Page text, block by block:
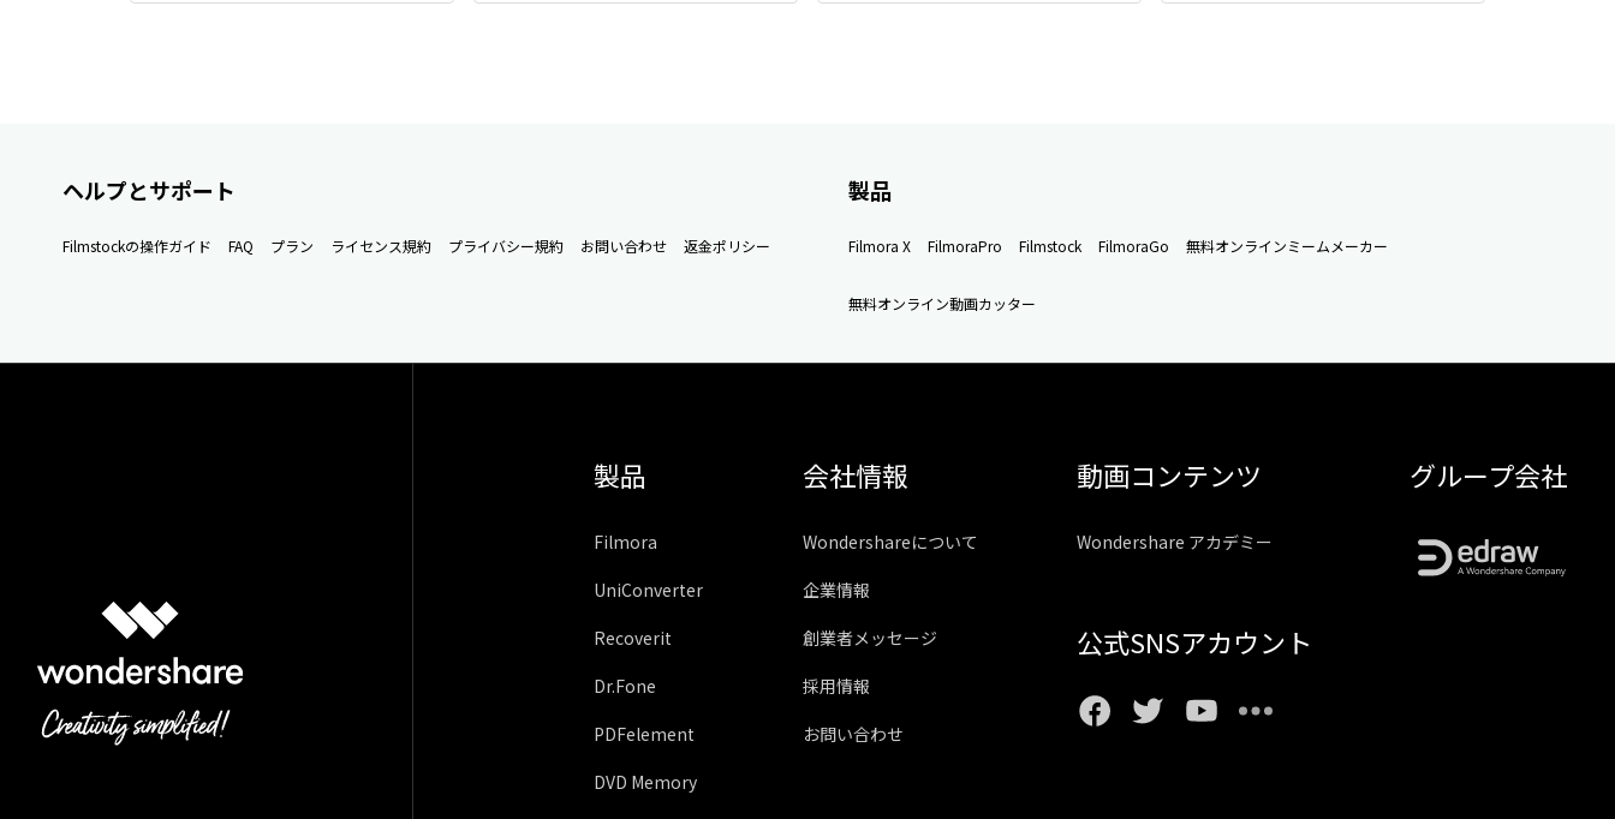
ヘルプとサポート
Filmstockの操作ガイド FAQ プラン ライセンス規約 プライバシー規約 お問い合わせ 返金ポリシー
製品
Filmora X FilmoraPro Filmstock FilmoraGo 無料オンラインミームメーカー
無料オンライン動画カッター
製品
Filmora
UniConverter
Recoverit
Dr.Fone
PDFelement
DVD Memory
会社情報
Wondershareについて
企業情報
創業者メッセージ
採用情報
お問い合わせ
動画コンテンツ
Wondershare アカデミー
公式SNSアカウント
グループ会社